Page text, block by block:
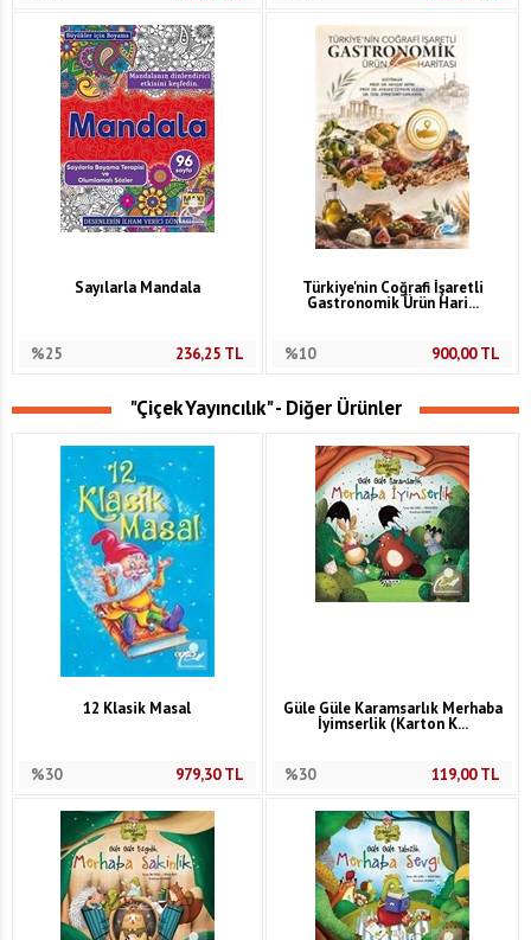
Sayılarla Mandala
%25 236,25TL
Türkiye'nin Coğrafi İşaretli
Gastronomik Ürün Hari...
%10 900,00TL
"Çiçek Yayıncılık" - Diğer Ürünler
12 Klasik Masal
%30 979,30TL
Güle Güle Karamsarlık Merhaba
İyimserlik (Karton K...
%30 119,00TL